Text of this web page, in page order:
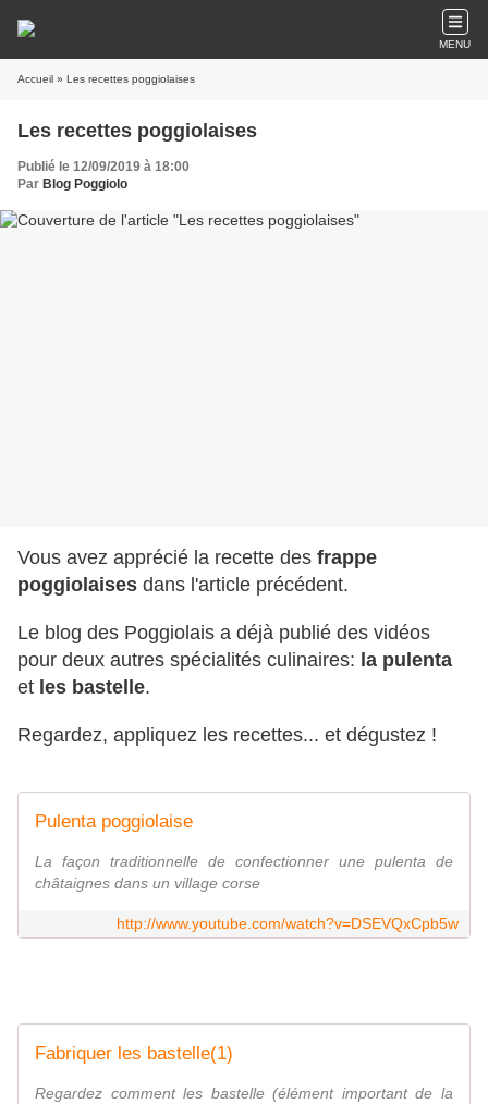
MENU
Accueil » Les recettes poggiolaises
Les recettes poggiolaises
Publié le 12/09/2019 à 18:00
Par Blog Poggiolo
Vous avez apprécié la recette des frappe
poggiolaises dans l'article précédent.
Le blog des Poggiolais a déjà publié des vidéos
pour deux autres spécialités culinaires: la pulenta
et les bastelle.
Regardez, appliquez les recettes... et dégustez !
Pulenta poggiolaise
La façon traditionnelle de confectionner une pulenta de
châtaignes dans un village corse
http://www.youtube.com/watch?v=DSEVQxCpb5w
Fabriquer les bastelle(1)
Regardez comment les bastelle (élément important de la